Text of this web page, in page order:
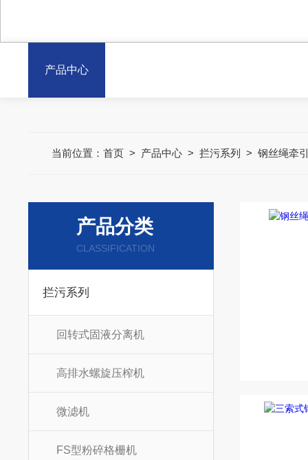
产品中心
当前位置： 首页> 产品中心> 拦污系列 > 钢丝绳牵
产品分类
CLASSIFICATION
拦污系列
回转式固液分离机
高排水螺旋压榨机
微滤机
FS型粉碎格栅机